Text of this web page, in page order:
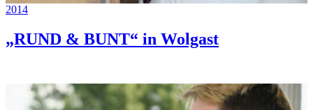
2014
„RUND & BUNT“ in Wolgast